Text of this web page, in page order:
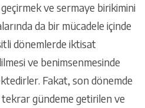
ve sermaye birikimini
da bir mücadele içinde
dönemlerde iktisat
ve benimsenmesinde
Fakat, son dönemde
gündeme getirilen ve